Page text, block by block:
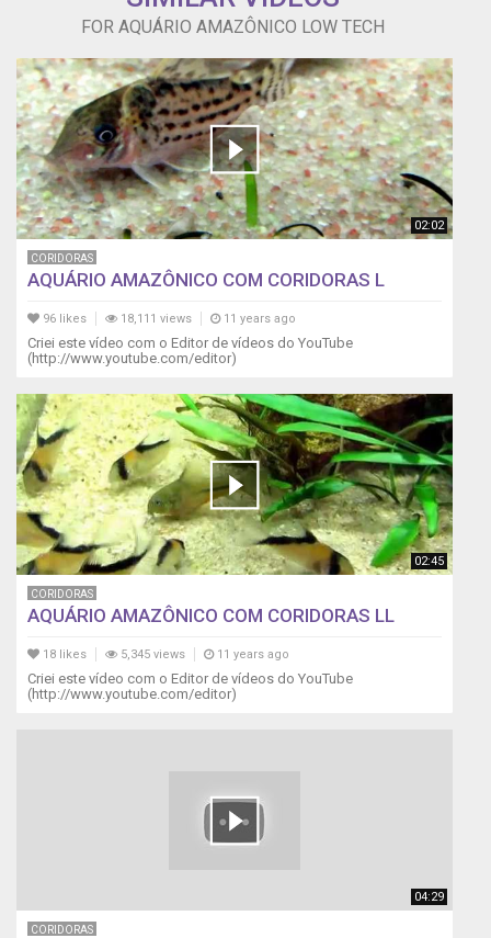
FOR AQUÁRIO AMAZÔNICO LOW TECH
02:02
CORIDORAS
AQUÁRIO AMAZÔNICO COM CORIDORAS L
96 likes 18,111 views 11 years ago
Criei este vídeo com o Editor de vídeos do YouTube
(http://www.youtube.com/editor)
02:45
CORIDORAS
AQUÁRIO AMAZÔNICO COM CORIDORAS LL
18 likes 5,345 views 11 years ago
Criei este vídeo com o Editor de vídeos do YouTube
(http://www.youtube.com/editor)
04:29
CORIDORAS